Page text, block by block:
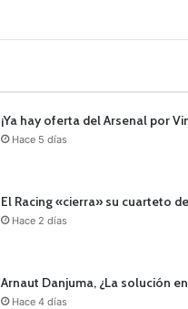
¡Ya hay oferta del Arsenal por
Hace 5 días
El Racing «cierra» su cuarteto
Hace 2 días
Arnaut Danjuma, ¿La solución
Hace 4 días